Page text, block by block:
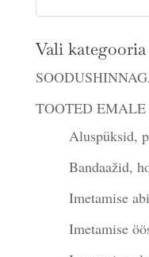
Vali kategooria
TOOTED EMALE
Aluspüksid,
Bandaažid,
Imetamise
Imetamise